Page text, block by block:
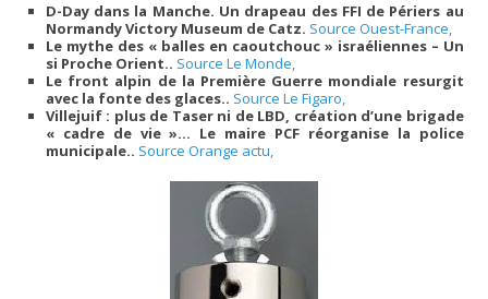
D-Day dans la Manche. Un drapeau des FFI de Périers au
Normandy Victory Museum de Catz. Source Ouest-France,
Le mythe des « balles en caoutchouc » israéliennes – Un
si Proche Orient.. Source Le Monde,
Le front alpin de la Première Guerre mondiale resurgit
avec la fonte des glaces.. Source Le Figaro,
Villejuif : plus de Taser ni de LBD, création d’une brigade
« cadre de vie »… Le maire PCF réorganise la police
municipale.. Source Orange actu,